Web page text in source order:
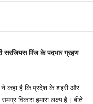
सरजियस मिंज के पदभार ग्रहण
कहा है कि प्रदेश के शहरी और
विकास हमारा लक्ष्य है। बीते